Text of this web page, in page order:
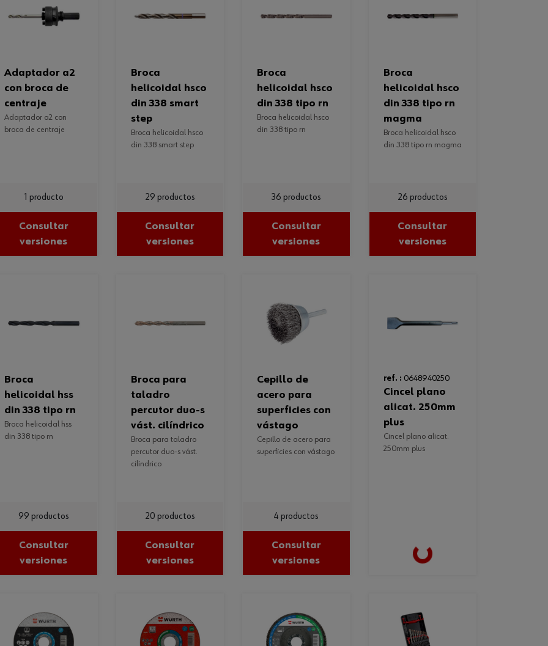
adaptador a2
con broca de
centraje
adaptador a2 con
broca de centraje
1 producto
Consultar
versiones
broca
helicoidal hsco
din 338 smart
step
broca helicoidal hsco
din 338 smart step
29 productos
Consultar
versiones
broca
helicoidal hsco
din 338 tipo rn
broca helicoidal hsco
din 338 tipo rn
36 productos
Consultar
versiones
broca
helicoidal hsco
din 338 tipo rn
magma
broca helicoidal hsco
din 338 tipo rn magma
26 productos
Consultar
versiones
broca
helicoidal hss
din 338 tipo rn
broca helicoidal hss
din 338 tipo rn
99 productos
Consultar
versiones
broca para
taladro
percutor duo-s
vást. cilíndrico
broca para taladro
percutor duo-s vást.
cilíndrico
20 productos
Consultar
versiones
cepillo de
acero para
superficies con
vástago
cepillo de acero para
superficies con vástago
4 productos
Consultar
versiones
ref. : 0648940250
cincel plano
alicat. 250mm
plus
cincel plano alicat.
250mm plus
Loading...